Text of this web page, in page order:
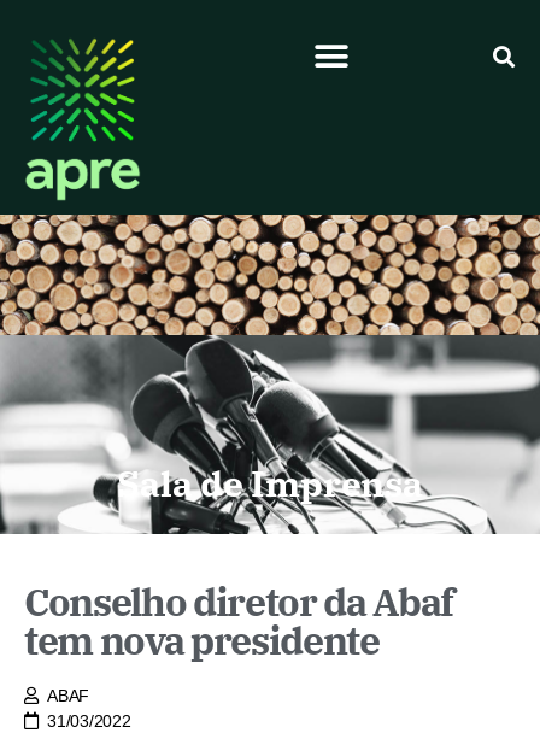
Sala de Imprensa
Conselho diretor da Abaf
tem nova presidente
ABAF
31/03/2022